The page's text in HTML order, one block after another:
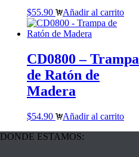
$55.90 Añadir al carrito
CD0800 – Trampa
de Ratón de
Madera
$54.90
Añadir al carrito
DONDE ESTAMOS: